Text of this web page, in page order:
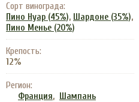
Сорт винограда:
Пино Нуар (45%), Шардоне (35%),
Пино Менье (20%)
Крепость:
12%
Регион:
Франция, Шампань